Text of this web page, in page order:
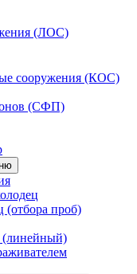
(ЛОС)
сооружения (КОС)
(СФП)
(отбора проб)
(линейный)